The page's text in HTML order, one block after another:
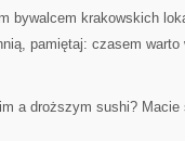
bywalcem krakowskich
pamiętaj: czasem warto
a droższym sushi? Macie